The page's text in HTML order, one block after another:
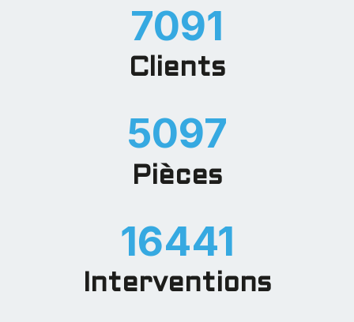
8199
Clients
6171
Pièces
19907
Interventions